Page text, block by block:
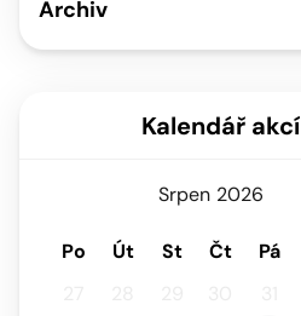
Archiv
Kalendář akcí
Srpen
Po Út St Čt Pá